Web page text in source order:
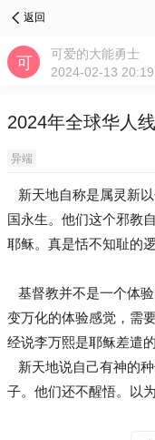
返回
可爱的大能勇士
2024-02-13
2024年全球华人
异端
新天地自称是属灵新
国永生。他们这个邪教
耶稣。真是恬不知耻的
基督教并不是一个体
变万化的体验感觉，需
经说李万熙是耶稣差遣
新天地说自己有神的
子。他们还不醒悟。以